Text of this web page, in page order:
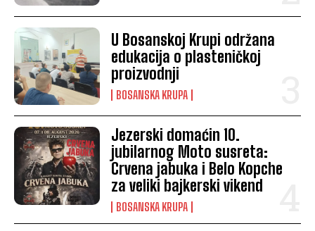
U Bosanskoj Krupi održana
edukacija o plasteničkoj
proizvodnji
BOSANSKA KRUPA
Jezerski domaćin 10.
jubilarnog Moto susreta:
Crvena jabuka i Belo Kopche
za veliki bajkerski vikend
BOSANSKA KRUPA